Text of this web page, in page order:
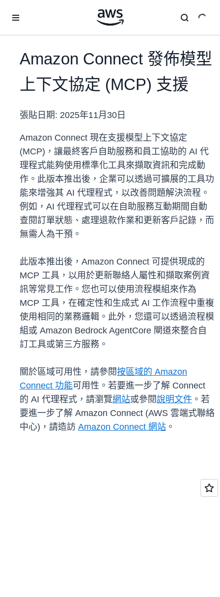
Amazon Connect 發佈模型
上下文協定 (MCP) 支援
張貼日期: 2025年11月30日
Amazon Connect 現在支援模型上下文協定
(MCP)，讓最終客戶自助服務和員工協助的 AI 代
理程式能夠使用標準化工具來擷取資訊和完成動
作。此版本推出後，企業可以透過可擴展的工具功
能來增強其 AI 代理程式，以改善問題解決流程。
例如，AI 代理程式可以在自助服務互動期間自動
查閱訂單狀態、處理退款作業和更新客戶記錄，而
無需人為干預。
此版本推出後，Amazon Connect 可提供現成的
MCP 工具，以用於更新聯絡人屬性和擷取案例資
訊等常見工作。您也可以使用流程模組來作為
MCP 工具，在確定性和生成式 AI 工作流程中重複
使用相同的業務邏輯。此外，您還可以透過流程模
組或 Amazon Bedrock AgentCore 閘道來整合自
訂工具或第三方服務。
關於區域可用性，請參閱按區域的 Amazon
Connect 功能可用性。若要進一步了解 Connect
的 AI 代理程式，請瀏覽網站或參閱說明文件 。若
要進一步了解 Amazon Connect (AWS 雲端式聯絡
中心)，請造訪 Amazon Connect 網站 。